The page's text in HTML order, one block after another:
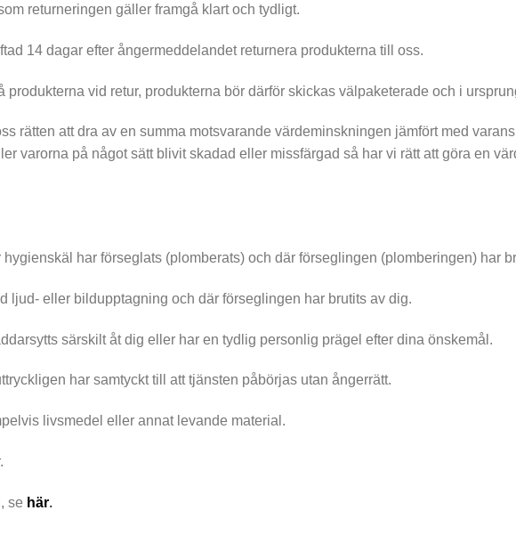
returneringen gäller framgå klart och tydligt.
14 dagar efter ångermeddelandet returnera produkterna till oss.
produkterna vid retur, produkterna bör därför skickas välpaketerade och i
rätten att dra av en summa motsvarande värdeminskningen jämfört med
varorna på något sätt blivit skadad eller missfärgad så har vi rätt att göra en
har förseglats (plomberats) och där förseglingen (plomberingen) har
ljud- eller bildupptagning och där förseglingen har brutits av dig.
särskilt åt dig eller har en tydlig personlig prägel efter dina önskemål.
har samtyckt till att tjänsten påbörjas utan ångerrätt.
livsmedel eller annat levande material.
se här.